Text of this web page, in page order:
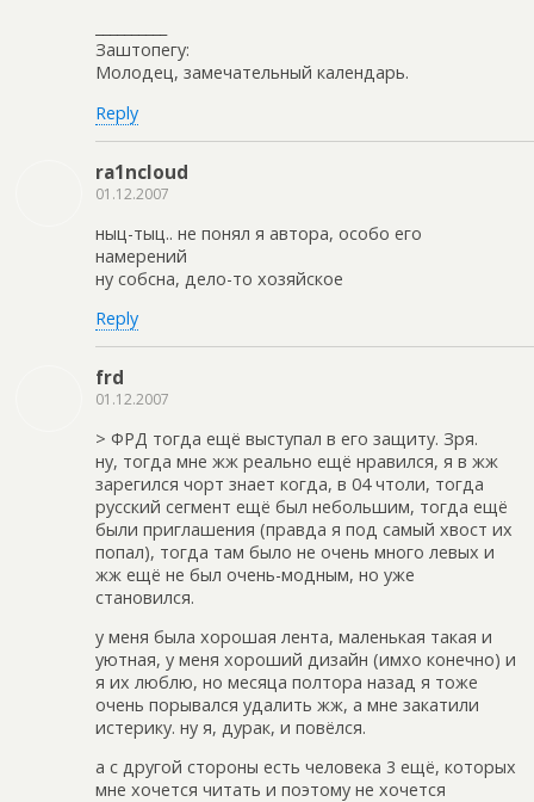
Заштопегу:
Молодец, замечательный календарь.
Reply
ra1ncloud
01.12.2007
ныц-тыц.. не понял я автора, особо его
намерений
ну собсна, дело-то хозяйское
Reply
frd
01.12.2007
> ФРД тогда ещё выступал в его защиту. Зря.
ну, тогда мне жж реально ещё нравился, я в жж
зарегился чорт знает когда, в 04 чтоли, тогда
русский сегмент ещё был небольшим, тогда ещё
были приглашения (правда я под самый хвост их
попал), тогда там было не очень много левых и
жж ещё не был очень-модным, но уже
становился.
у меня была хорошая лента, маленькая такая и
уютная, у меня хороший дизайн (имхо конечно) и
я их люблю, но месяца полтора назад я тоже
очень порывался удалить жж, а мне закатили
истерику. ну я, дурак, и повёлся.
а с другой стороны есть человека 3 ещё, которых
мне хочется читать и поэтому не хочется